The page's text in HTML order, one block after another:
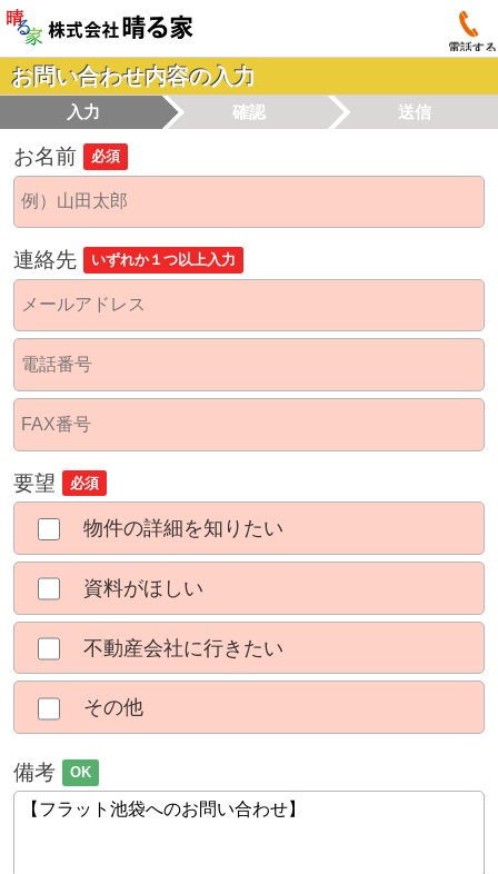
電話する
お問い合わせ内容の入力
入力 確認 送信
お名前 必須
連絡先 いずれか１つ以上入力
要望 必須
物件の詳細を知りたい
資料がほしい
不動産会社に行きたい
その他
備考 OK